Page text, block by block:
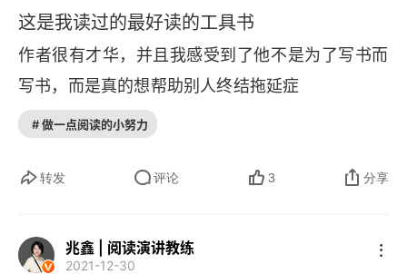
工具：所有待办事项
大众的舒适区：罪恶的温床
工具：英雄主义
消极情绪从何而来
这是我读过的最好读的工具书
作者很有才华，并且我感受到了他不是为了写书而
写书，而是真的想帮助别人终结拖延症
# 做一点阅读的小努力
转发 评论 3 分享
兆鑫 | 阅读演讲教练
2021-12-30